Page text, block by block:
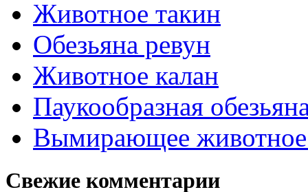
Животное такин
Обезьяна ревун
Животное калан
Паукообразная
Вымирающее
Свежие комментарии